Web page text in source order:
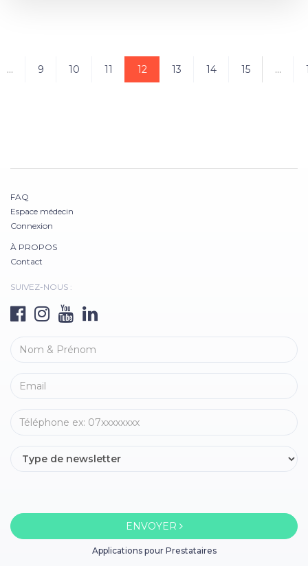
... 9 10 11 12 13 14 15 ...
FAQ
Espace médecin
Connexion
À PROPOS
Contact
SUIVEZ-NOUS :
ENVOYER
Applications pour Prestataires